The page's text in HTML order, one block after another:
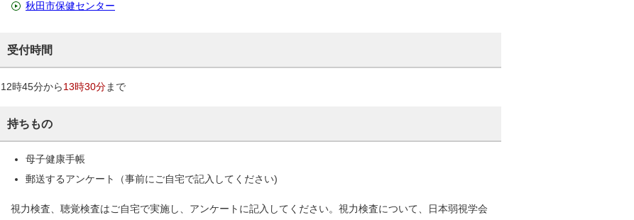
秋田市保健センター
受付時間
12時45分から 13時30分まで
持ちもの
母子健康手帳
郵送するアンケート（事前にご自宅で記入してください)
視力検査、聴覚検査はご自宅で実施し、アンケートに記入してください。視力検査について、日本弱視学会